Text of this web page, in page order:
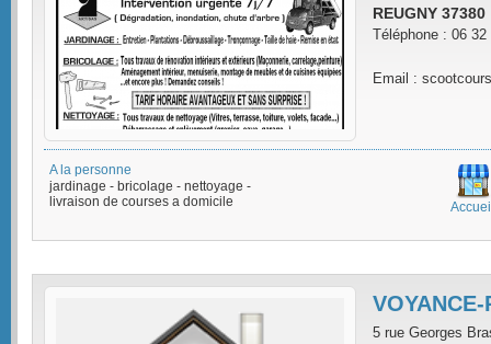
REUGNY 37380
Téléphone : 06 32
Email :
A la personne
jardinage - bricolage - nettoyage -
livraison de courses a domicile
VOYANCE-
5 rue Georges